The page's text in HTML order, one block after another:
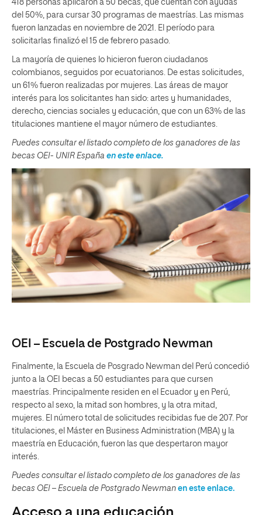
418 personas aplicaron a 50 becas, que cuentan con ayudas
del 50%, para cursar 30 programas de maestrías. Las mismas
fueron lanzadas en noviembre de 2021. El período para
solicitarlas finalizó el 15 de febrero pasado.
La mayoría de quienes lo hicieron fueron ciudadanos
colombianos, seguidos por ecuatorianos. De estas solicitudes,
un 61% fueron realizadas por mujeres. Las áreas de mayor
interés para los solicitantes han sido: artes y humanidades,
derecho, ciencias sociales y educación, que con un 63% de las
titulaciones mantiene el mayor número de estudiantes.
Puedes consultar el listado completo de los ganadores de las
becas OEI- UNIR España en este enlace.
OEI – Escuela de Postgrado Newman
Finalmente, la Escuela de Posgrado Newman del Perú concedió
junto a la OEI becas a 50 estudiantes para que cursen
maestrías. Principalmente residen en el Ecuador y en Perú,
respecto al sexo, la mitad son hombres, y la otra mitad,
mujeres. El número total de solicitudes recibidas fue de 207. Por
titulaciones, el Máster en Business Administration (MBA) y la
maestría en Educación, fueron las que despertaron mayor
interés.
Puedes consultar el listado completo de los ganadores de las
becas OEI – Escuela de Postgrado Newman en este enlace.